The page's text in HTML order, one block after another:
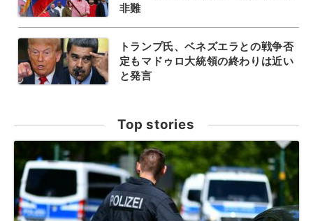
非難
トランプ氏、ベネズエラとの戦争否
定もマドゥロ大統領の終わりは近い
と発言
Top stories